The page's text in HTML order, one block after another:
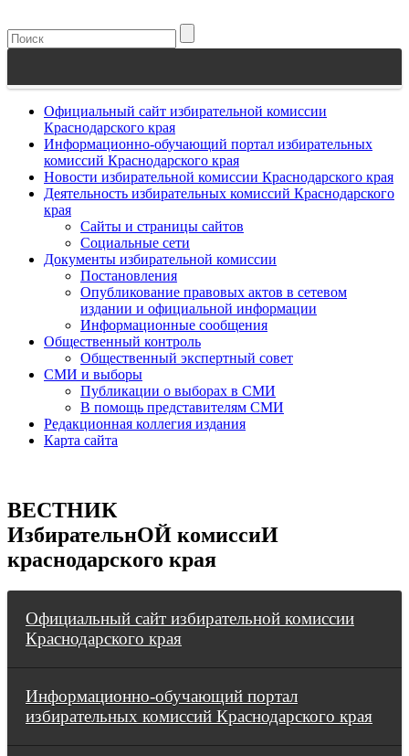
Официальный сайт избирательной комиссии
Краснодарского края
Информационно-обучающий портал избирательных
комиссий Краснодарского края
Новости избирательной комиссии Краснодарского края
Деятельность избирательных комиссий Краснодарского
края
Сайты и страницы сайтов
Социальные сети
Документы избирательной комиссии
Постановления
Опубликование правовых актов в сетевом
издании и официальной информации
Информационные сообщения
Общественный контроль
Общественный экспертный совет
СМИ и выборы
Публикации о выборах в СМИ
В помощь представителям СМИ
Редакционная коллегия издания
Карта сайта
ВЕСТНИК
ИзбирательнОЙ комиссиИ
краснодарского края
Официальный сайт избирательной комиссии
Краснодарского края
Информационно-обучающий портал
избирательных комиссий Краснодарского края